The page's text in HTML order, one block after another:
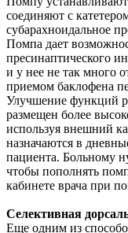
соединяют с
субарахноидальное
Помпа дает
пресинаптического
и у нее не так много
приемом баклофена
Улучшение функций
размещен более
используя внешний
назначаются в
пациента. Больному
чтобы пополнять
кабинете врача при
Селективная
Еще одним из